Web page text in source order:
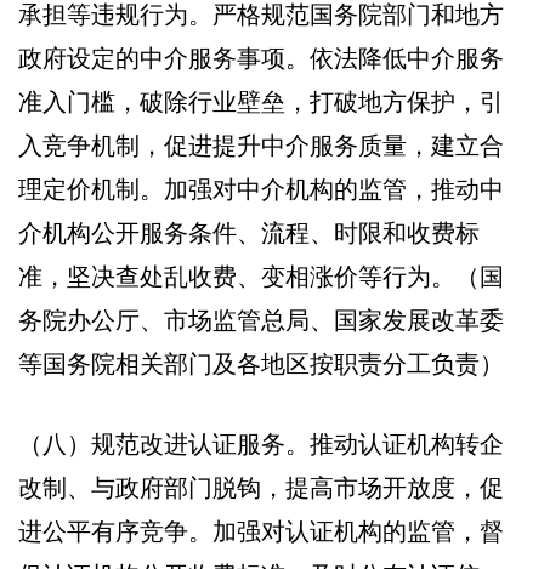
承担等违规行为。严格规范国务院部门和地方
政府设定的中介服务事项。依法降低中介服务
准入门槛，破除行业壁垒，打破地方保护，引
入竞争机制，促进提升中介服务质量，建立合
理定价机制。加强对中介机构的监管，推动中
介机构公开服务条件、流程、时限和收费标
准，坚决查处乱收费、变相涨价等行为。（国
务院办公厅、市场监管总局、国家发展改革委
等国务院相关部门及各地区按职责分工负责）
（八）规范改进认证服务。推动认证机构转企
改制、与政府部门脱钩，提高市场开放度，促
进公平有序竞争。加强对认证机构的监管，督